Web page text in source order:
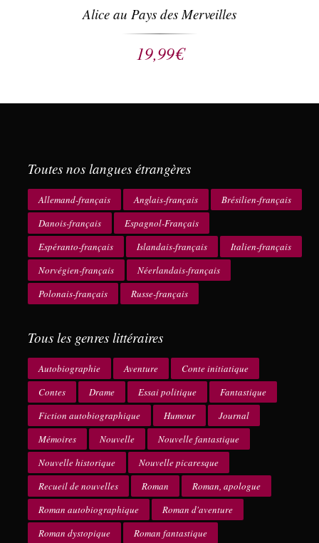
Alice au Pays des Merveilles
19,99€
Toutes nos langues étrangères
Allemand-français Anglais-français
Brésilien-français
Danois-français
Espagnol-Français
Espéranto-français
Islandais-français
Italien-français
Norvégien-français
Néerlandais-français
Polonais-français
Russe-français
Tous les genres littéraires
Autobiographie Aventure
Conte initiatique
Contes
Drame Essai politique
Fantastique
Fiction autobiographique
Humour
Journal
Mémoires
Nouvelle
Nouvelle fantastique
Nouvelle historique
Nouvelle picaresque
Recueil de nouvelles
Roman
Roman, apologue
Roman autobiographique
Roman d'aventure
Roman dystopique
Roman fantastique